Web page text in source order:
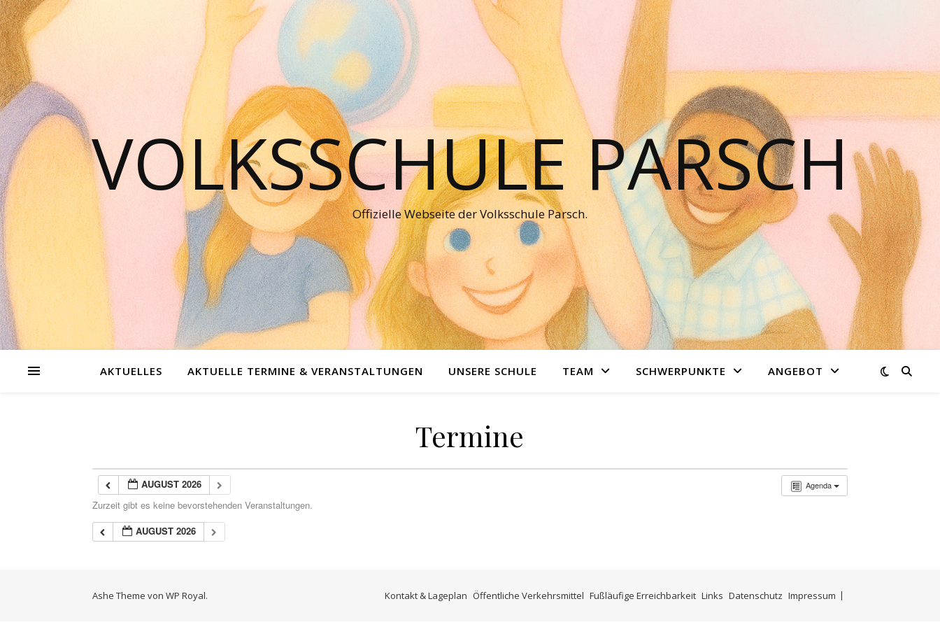
VOLKSSCHULE PARSCH
Offizielle Webseite der Volksschule Parsch.
AKTUELLES AKTUELLE TERMINE & VERANSTALTUNGEN UNSERE SCHULE TEAM SCHWERPUNKTE ANGEBOT
Termine
Agenda
AUGUST 2026
Zurzeit gibt es keine bevorstehenden Veranstaltungen.
AUGUST 2026
Kontakt & Lageplan Öffentliche Verkehrsmittel Fußläufige Erreichbarkeit Links Datenschutz Impressum
Ashe Theme von WP Royal.